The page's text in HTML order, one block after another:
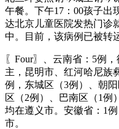
午餐。下午17：00孩子出
达北京儿童医院发热门诊
中。目前，该病例已被转
〖Four〗、云南省：5例
主，昆明市、红河哈尼族
例，东城区（3例）、朝
区（2例）、巴南区（1例
均在遵义市。安徽省：1
市。